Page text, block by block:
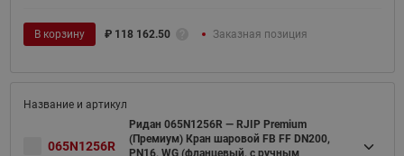
В корзину ₽ 118 162.50 Заказная позиция
065N1256R
Ридан 065N1256R — RJIP Premium
(Премиум) Кран шаровой FB FF DN200,
PN16, WG (фланцевый, с ручным